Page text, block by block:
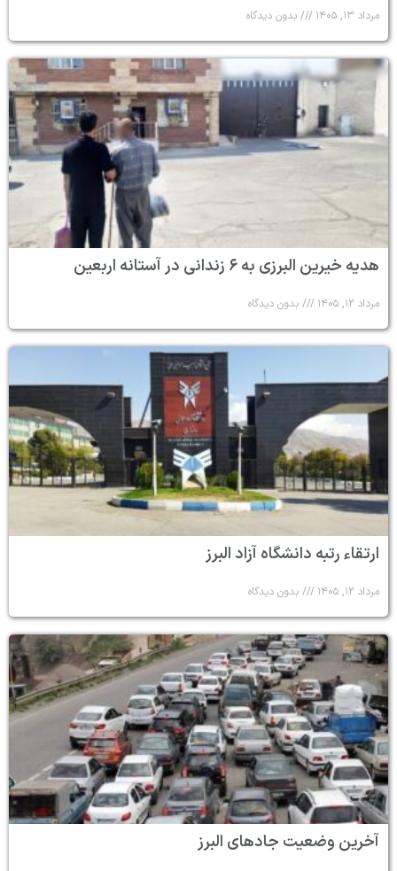
مرداد ۱۳, ۱۴۰۵ بدون دیدگاه
هدیه خیرین البرزی به ۶ زندانی در آستانه اربعین
مرداد ۱۲, ۱۴۰۵ بدون دیدگاه
ارتقاء رتبه دانشگاه آزاد البرز
مرداد ۱۲, ۱۴۰۵ بدون دیدگاه
آخرین وضعیت جادهای البرز